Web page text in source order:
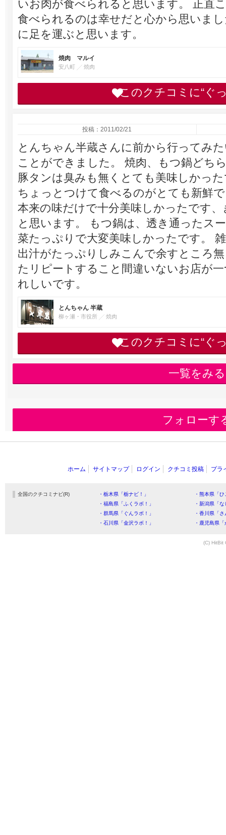
いお肉が食べられると思います。 正直
食べられるのは幸せだと心から思いま
に足を運ぶと思います。
焼肉 マルイ
安八町 焼肉
このクチコミに“ぐ
投稿：2011/02/21
とんちゃん半蔵さんに前から行ってみ
ことができました。 焼肉、もつ鍋どち
豚タンは臭みも無くとても美味しかっ
ちょっとつけて食べるのがとても新鮮
本来の味だけで十分美味しかったです
と思います。 もつ鍋は、透き通ったス
菜たっぷりで大変美味しかったです。
出汁がたっぷりしみこんで余すところ
たリピートすること間違いないお店が
れしいです。
とんちゃん 半蔵
柳ヶ瀬・市役所 焼肉
このクチコミに“ぐ
一覧をみる
フォローす
ホーム サイトマップ ログイン クチコミ投稿 プラ
全国のクチコミナビ(R) ・栃木県「栃ナビ！」
・熊本県「
・福島県「ふくラボ！」
・新潟県「
・群馬県「ぐんラボ！」
・香川県「
・石川県「金沢ラボ！」
・鹿児島県
(C) HitBit